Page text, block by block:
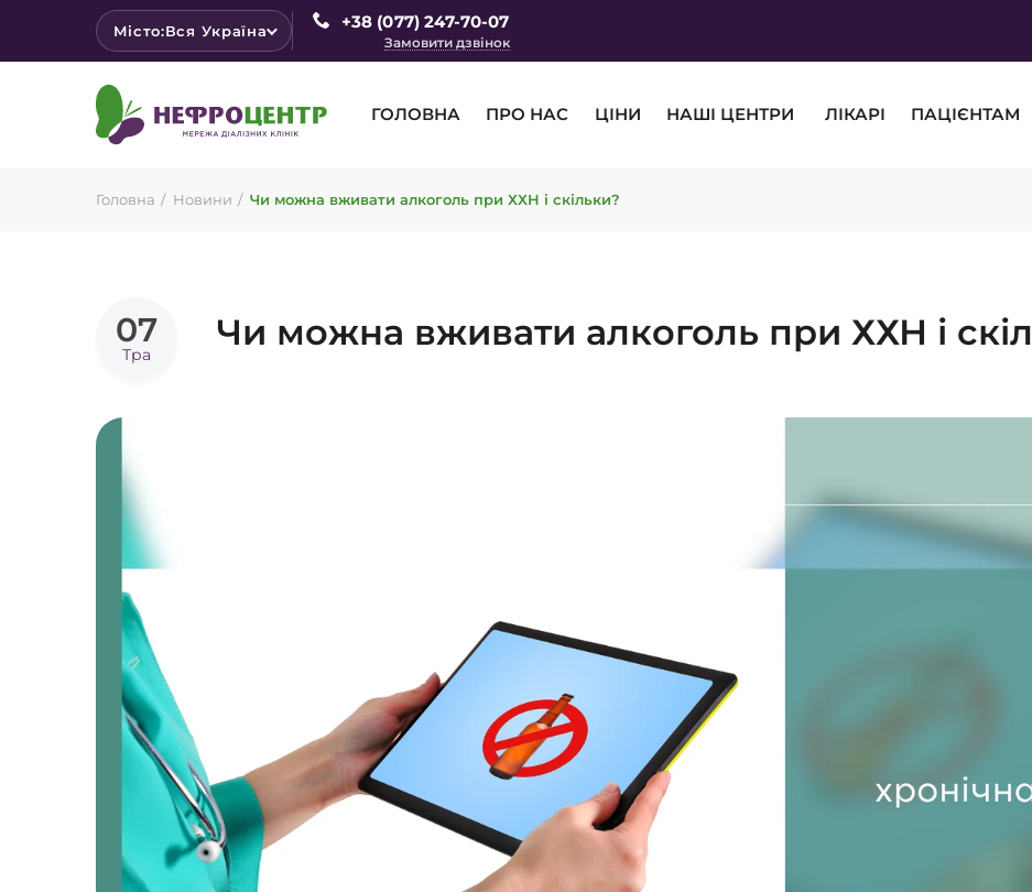
Місто:Вся Україна +38 (077) 247-70-07
Замовити дзвінок
ГОЛОВНА ПРО НАС ЦІНИ НАШІ ЦЕНТРИ ЛІКАРІ ПАЦІЄНТАМ
Головна Новини Чи можна вживати алкоголь при ХХН і скільки?
07
Тра
Чи можна вживати алкоголь при ХХН і